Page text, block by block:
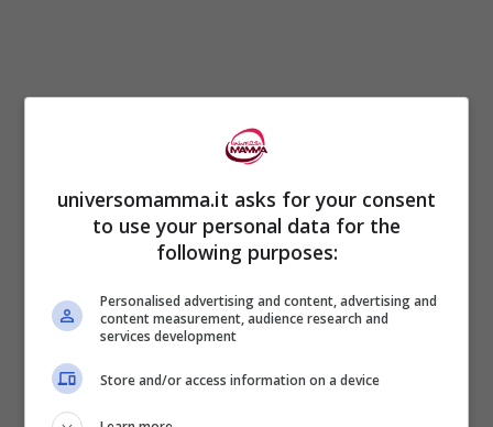
Si cerca anche di incentivare il telelavoro
per le cure parentali con un beneficio
normativo per i datori di lavoro privati,
escludendo quindi questi lavoratori dal
computo dei limiti numerici previsti per
l’applicazione di previsioni normative
universomamma.it asks for your consent
to use your personal data for the
following purposes:
Personalised advertising and content, advertising and
content measurement, audience research and
services development
Store and/or access information on a device